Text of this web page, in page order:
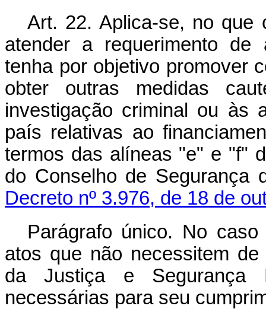
Art. 22. Aplica-se, no que
atender a requerimento de
tenha por objetivo promover
obter outras medidas
investigação criminal ou às
país relativas ao
termos das alíneas "e" e "f"
do Conselho de Segurança
Decreto nº 3.976, de 18 de
Parágrafo único. No
atos que não necessitem
da Justiça e Segurança
necessárias para seu